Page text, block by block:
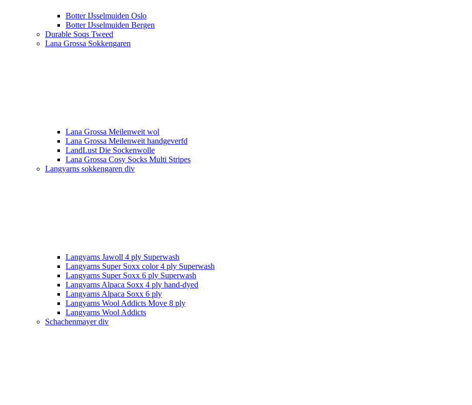
Botter IJsselmuiden Oslo
Botter IJsselmuiden Bergen
Durable Soqs Tweed
Lana Grossa Sokkengaren
Lana Grossa Meilenweit wol
Lana Grossa Meilenweit handgeverfd
LandLust Die Sockenwolle
Lana Grossa Cosy Socks Multi Stripes
Langyarns sokkengaren div
Langyarns Jawoll 4 ply Superwash
Langyarns Super Soxx color 4 ply Superwash
Langyarns Super Soxx 6 ply Superwash
Langyarns Alpaca Soxx 4 ply hand-dyed
Langyarns Alpaca Soxx 6 ply
Langyarns Wool Addicts Move 8 ply
Langyarns Wool Addicts
Schachenmayer div